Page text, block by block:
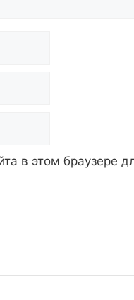
в этом браузере